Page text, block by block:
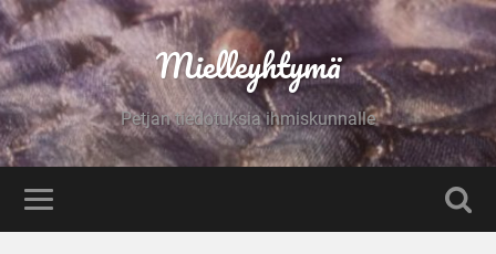
Mielleyhtymä
Petjan tiedotuksia ihmiskunnalle